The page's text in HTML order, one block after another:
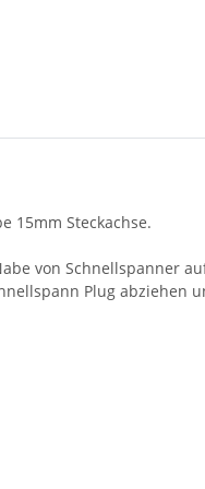
15mm Steckachse.
von Schnellspanner
Plug abziehen